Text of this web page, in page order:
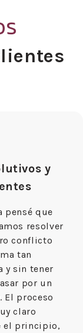
y
pensé que
resolver
conflicto
tan
y sin tener
por un
El proceso
claro
el principio,